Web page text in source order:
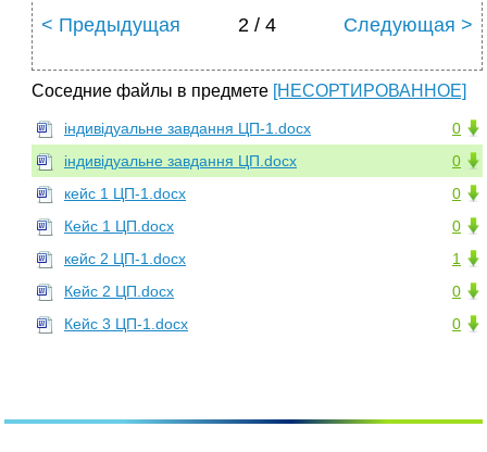
< Предыдущая 2 / 4 Следующая >
Соседние файлы в предмете [НЕСОРТИРОВАННОЕ]
0
індивідуальне завдання ЦП-1.docx
0
індивідуальне завдання ЦП.docx
0
кейс 1 ЦП-1.docx
0
Кейс 1 ЦП.docx
1
кейс 2 ЦП-1.docx
0
Кейс 2 ЦП.docx
0
Кейс 3 ЦП-1.docx